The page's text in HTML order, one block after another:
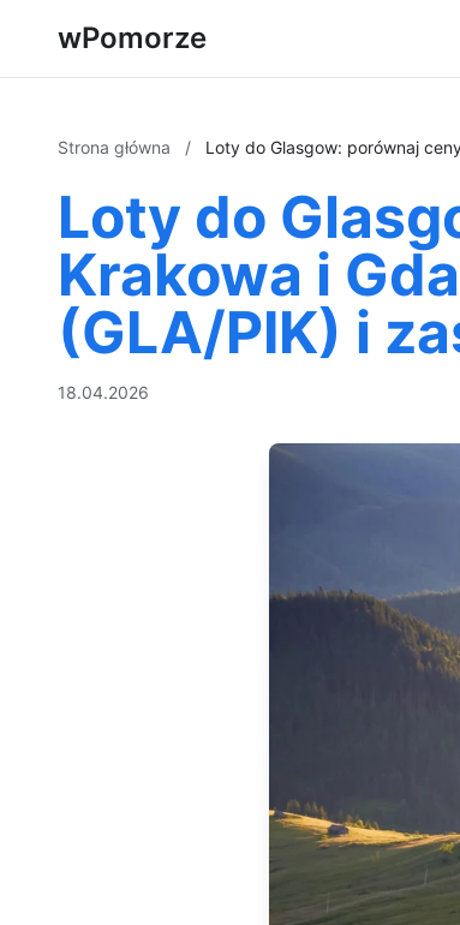
wPomorze
Strona główna / Loty do Glasgow: porównaj
Loty do
Krakowa i
(GLA/PIK) i
18.04.2026